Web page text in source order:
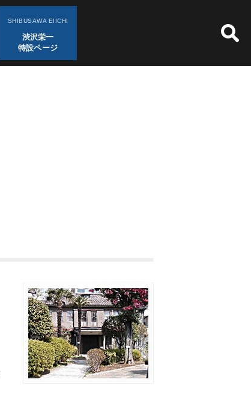
SHIBUSAWA EIICHI
渋沢栄一
特設ページ